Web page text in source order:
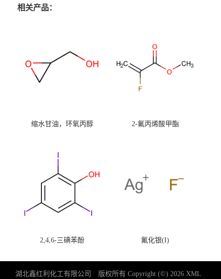
相关产品：
缩水甘油，环氧丙醇 2-氟丙烯酸甲酯
2,4,6-三碘苯酚 氟化银(I)
湖北鑫红利化工有限公司 版权所有 Copyright (©) 2026 XML